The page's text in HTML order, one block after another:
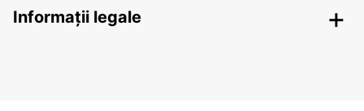
Informații legale